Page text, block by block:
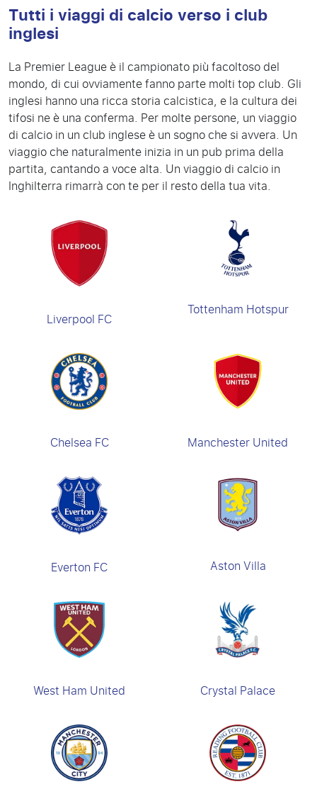
Tutti i viaggi di calcio verso i club
inglesi
La Premier League è il campionato più facoltoso del
mondo, di cui ovviamente fanno parte molti top club. Gli
inglesi hanno una ricca storia calcistica, e la cultura dei
tifosi ne è una conferma. Per molte persone, un viaggio
di calcio in un club inglese è un sogno che si avvera. Un
viaggio che naturalmente inizia in un pub prima della
partita, cantando a voce alta. Un viaggio di calcio in
Inghilterra rimarrà con te per il resto della tua vita.
Liverpool FC Tottenham Hotspur
Chelsea FC Manchester United
Everton FC Aston Villa
West Ham United Crystal Palace